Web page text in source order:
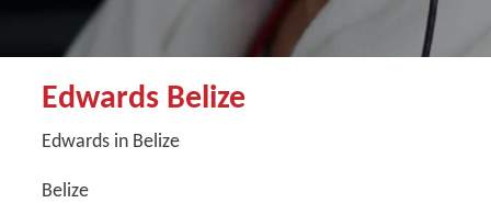
Edwards Belize
Edwards in Belize
Belize